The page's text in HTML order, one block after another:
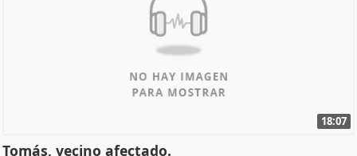
18:07
Tomás, vecino afectado.